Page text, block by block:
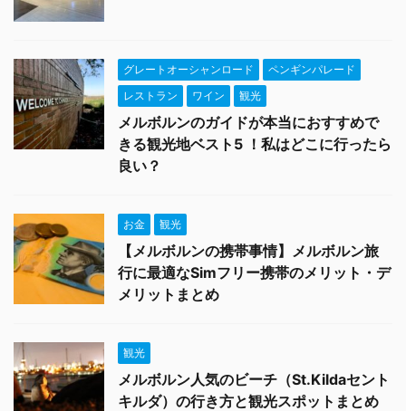
グレートオーシャンロード
ペンギンパレード
レストラン
ワイン 観光
メルボルンのガイドが本当におすすめで
きる観光地ベスト5 ！私はどこに行ったら
良い？
お金 観光
【メルボルンの携帯事情】メルボルン旅
行に最適なSimフリー携帯のメリット・デ
メリットまとめ
観光
メルボルン人気のビーチ（St.Kildaセント
キルダ）の行き方と観光スポットまとめ